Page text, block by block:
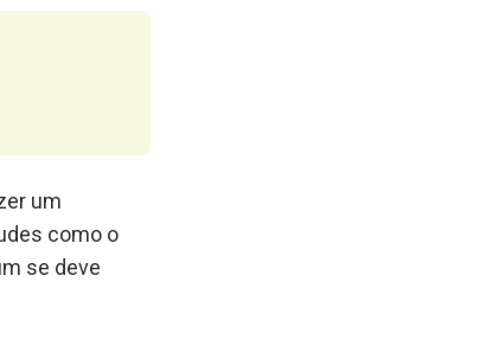
um
como o
se deve